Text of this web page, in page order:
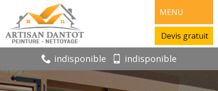
MENU
Devis gratuit
indisponible indisponible